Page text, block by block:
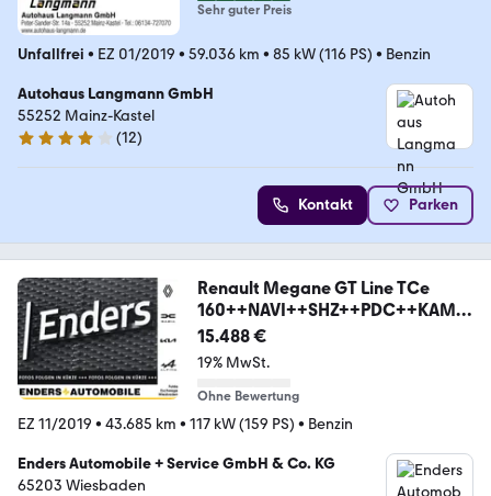
Sehr guter Preis
Unfallfrei • EZ 01/2019 • 59.036 km • 85 kW (116 PS) • Benzin
Autohaus Langmann GmbH
55252 Mainz-Kastel
4 Sterne
(12)
Kontakt Parken
Renault Megane GT Line TCe
160++NAVI++SHZ++PDC++KAME
RA++
15.488 €
19% MwSt.
Ohne Bewertung
EZ 11/2019 • 43.685 km • 117 kW (159 PS) • Benzin
Enders Automobile + Service GmbH & Co. KG
65203 Wiesbaden